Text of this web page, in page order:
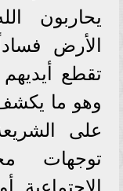
يحاربون
الأرض
تقطع
وهو ما
على
توجهات
الاجتماعية